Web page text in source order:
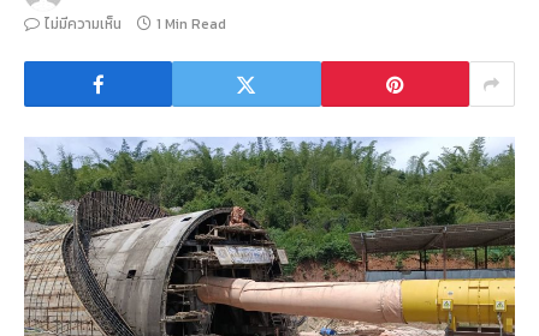
ไม่มีความเห็น
1 Min Read